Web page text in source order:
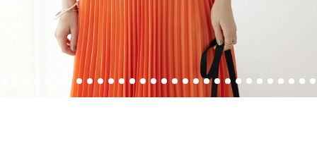
15 16 17 18 19 20 21 22 23 24 25 26 27 28 29 30 31 32 33 34 35 36 37